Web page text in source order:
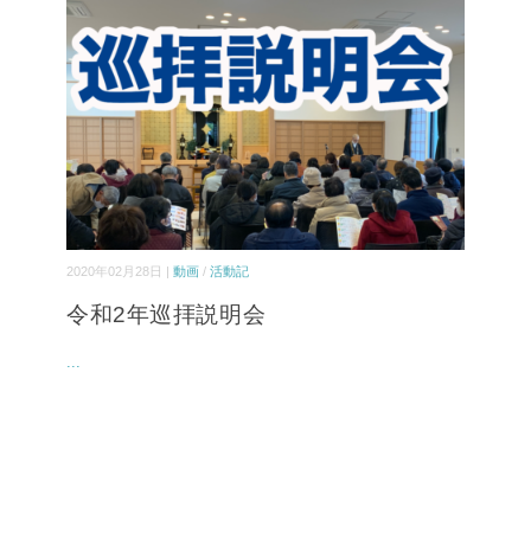
2020年02月28日 | 動画 / 活動記
令和2年巡拝説明会
...